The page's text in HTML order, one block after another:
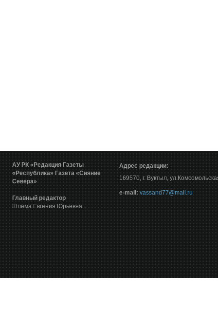
АУ РК «Редакция Газеты
«Республика» Газета «Сияние
Севера»
Главный редактор
Шлёма Евгения Юрьевна
Адрес редакции:
169570, г. Вуктыл,
е-mail: vassand77@mail.ru